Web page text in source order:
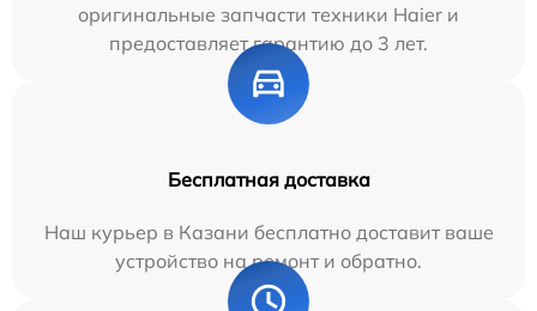
оригинальные запчасти техники Haier и
предоставляет гарантию до 3 лет.
Бесплатная доставка
Наш курьер в Казани бесплатно доставит ваше
устройство на ремонт и обратно.